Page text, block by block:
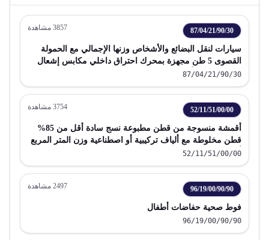
87/04/21/90/30
3857 مشاهدة
سيارات لنقل البضائع والأشخاص وزنها الإجمالي مع الحمولة
القصوى 5 طن مجهزة بمحرك احتراق داخلي مكابس إشعال
بالضغط ديزل أو نصف ديزل
87/04/21/90/30
52/11/51/00/00
3754 مشاهدة
أقمشة منسوجة من قطن مطبوعة نسج سادة أقل من 85%
قطن مخلوطة مع ألياف تركيبية أو اصطناعية وزن المتر المربع
أكثر من 200 جم
52/11/51/00/00
96/19/00/90/90
2497 مشاهدة
فوط صحية حفاضات أطفال
96/19/00/90/90